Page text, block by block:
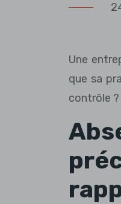
Une
que sa
contrôle